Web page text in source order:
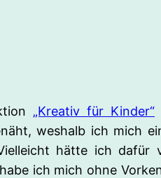
„Kreativ für Kinder“
weshalb ich mich
hätte ich dafür
ich mich ohne